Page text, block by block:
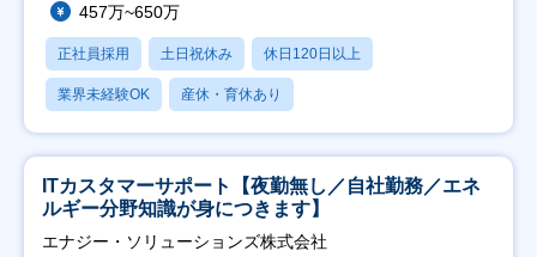
457万~650万
正社員採用 土日祝休み 休日120日以上
業界未経験OK 産休・育休あり
ITカスタマーサポート【夜勤無し／自社勤務／エネ
ルギー分野知識が身につきます】
エナジー・ソリューションズ株式会社